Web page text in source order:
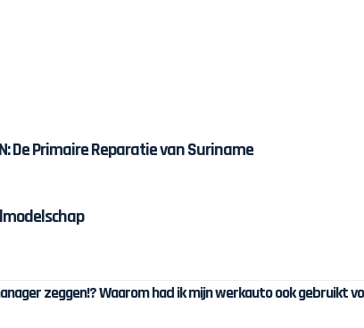
De Primaire Reparatie van Suriname
zeggen!? Waarom had ik mijn werkauto ook gebruikt